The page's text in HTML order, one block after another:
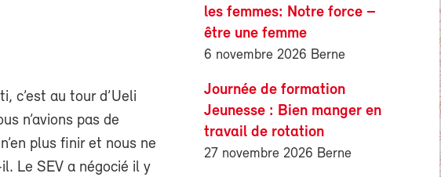
c’est au tour d’Ueli
n’avions pas de
plus finir et nous ne
Le SEV a négocié il y
les femmes: Notre force –
être une femme
6 novembre 2026 Berne
Journée de formation
Jeunesse : Bien manger en
travail de rotation
27 novembre 2026 Berne